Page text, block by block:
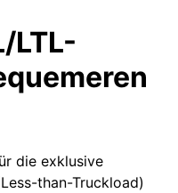
LTL-
die exklusive
than-Truckload)